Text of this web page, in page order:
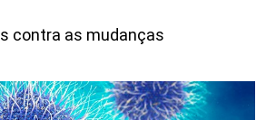
contra as mudanças